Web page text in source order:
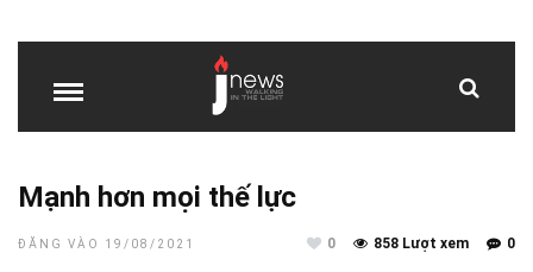
Mạnh hơn mọi thế lực
ĐĂNG VÀO 19/08/2021 0
858 Lượt xem
0